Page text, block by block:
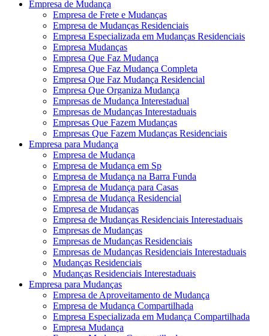
Empresa de Mudança
Empresa de Frete e Mudanças
Empresa de Mudanças Residenciais
Empresa Especializada em Mudanças Residenciais
Empresa Mudanças
Empresa Que Faz Mudança
Empresa Que Faz Mudança Completa
Empresa Que Faz Mudança Residencial
Empresa Que Organiza Mudança
Empresas de Mudança Interestadual
Empresas de Mudanças Interestaduais
Empresas Que Fazem Mudanças
Empresas Que Fazem Mudanças Residenciais
Empresa para Mudança
Empresa de Mudança
Empresa de Mudança em Sp
Empresa de Mudança na Barra Funda
Empresa de Mudança para Casas
Empresa de Mudança Residencial
Empresa de Mudanças
Empresa de Mudanças Residenciais Interestaduais
Empresas de Mudanças
Empresas de Mudanças Residenciais
Empresas de Mudanças Residenciais Interestaduais
Mudanças Residenciais
Mudanças Residenciais Interestaduais
Empresa para Mudanças
Empresa de Aproveitamento de Mudança
Empresa de Mudança Compartilhada
Empresa Especializada em Mudança Compartilhada
Empresa Mudança